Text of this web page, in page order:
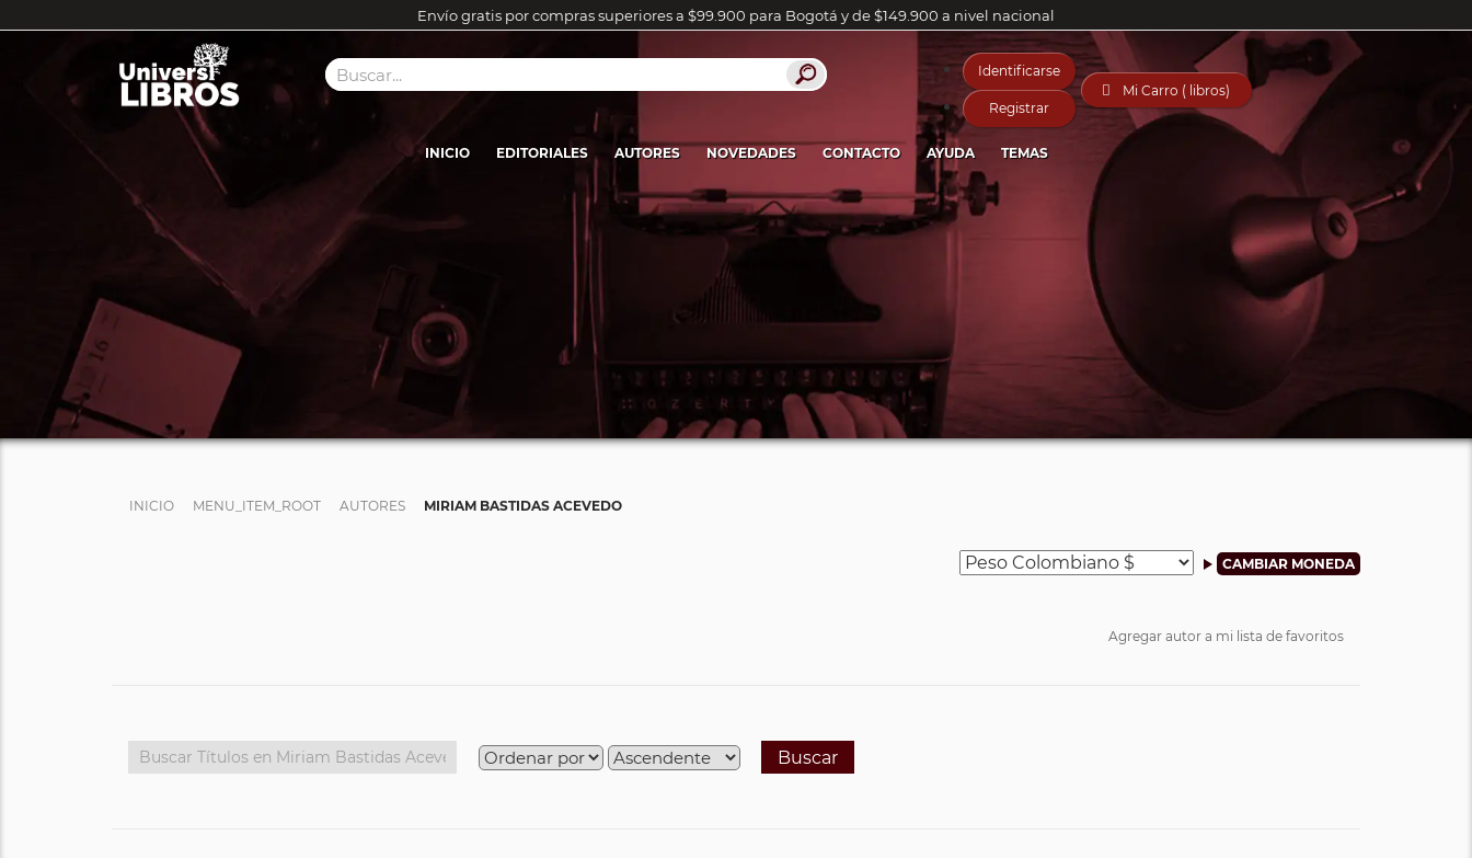
Envío gratis por compras superiores a $99.900 para Bogotá y de $149.900 a nivel nacional
Identificarse
Registrar
 Mi Carro ( libros)
INICIO EDITORIALES AUTORES NOVEDADES CONTACTO AYUDA TEMAS
INICIO MENU_ITEM_ROOT AUTORES MIRIAM BASTIDAS ACEVEDO
Agregar autor a mi lista de favoritos
Buscar